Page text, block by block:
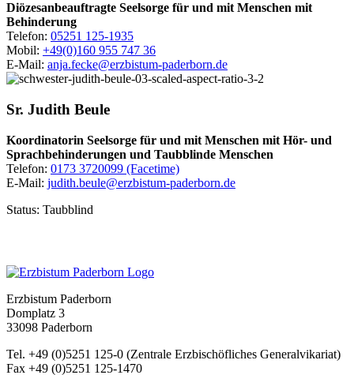
Diözesanbeauftragte Seelsorge für und mit Menschen mit
Behinderung
Telefon: 05251 125-1935
Mobil: +49(0)160 955 747 36
E-Mail: anja.fecke@erzbistum-paderborn.de
Sr. Judith Beule
Koordinatorin Seelsorge für und mit Menschen mit Hör- und
Sprachbehinderungen und Taubblinde Menschen
Telefon: 0173 3720099 (Facetime)
E-Mail: judith.beule@erzbistum-paderborn.de
Status: Taubblind
Erzbistum Paderborn
Domplatz 3
33098 Paderborn
Tel. +49 (0)5251 125-0 (Zentrale Erzbischöfliches Generalvikariat)
Fax +49 (0)5251 125-1470